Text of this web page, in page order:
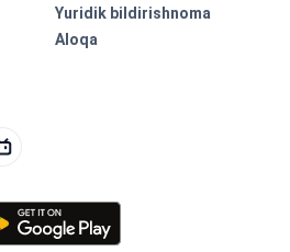
Yuridik bildirishnoma
Aloqa